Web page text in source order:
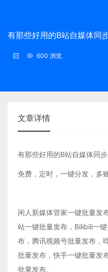
有那些好用的B站自媒体同
600 浏览
文章详情
有那些好用的B站自媒体同
免费，定时，一键分发，多
闲人新媒体管家一键批量发
站一键批量发布，Bilibili一
布，腾讯视频号批量发布，
批量发布，快手一键批量发
批量发布。